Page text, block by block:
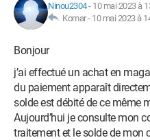
Ninou2304- 10 mai 2023 à
Komar - 10 mai 2023 à
Bonjour
j’ai effectué un achat en
du paiement apparaît
solde est débité de ce même
Aujourd’hui je consulte mon
traitement et le solde de mon